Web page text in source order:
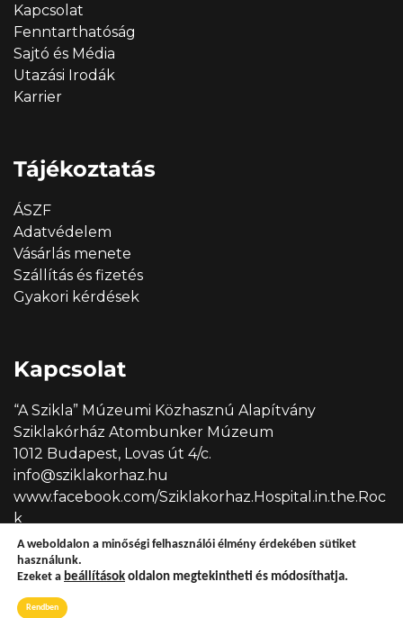
Kapcsolat
Fenntarthatóság
Sajtó és Média
Utazási Irodák
Karrier
Tájékoztatás
ÁSZF
Adatvédelem
Vásárlás menete
Szállítás és fizetés
Gyakori kérdések
Kapcsolat
“A Szikla” Múzeumi Közhasznú Alapítvány
Sziklakórház Atombunker Múzeum
1012 Budapest, Lovas út 4/c.
info@sziklakorhaz.hu
www.facebook.com/Sziklakorhaz.Hospital.in.the.Roc
k
A weboldalon a minőségi felhasználói élmény érdekében sütiket
használunk.
Ezeket a beállítások oldalon megtekintheti és módosíthatja.
Rendben